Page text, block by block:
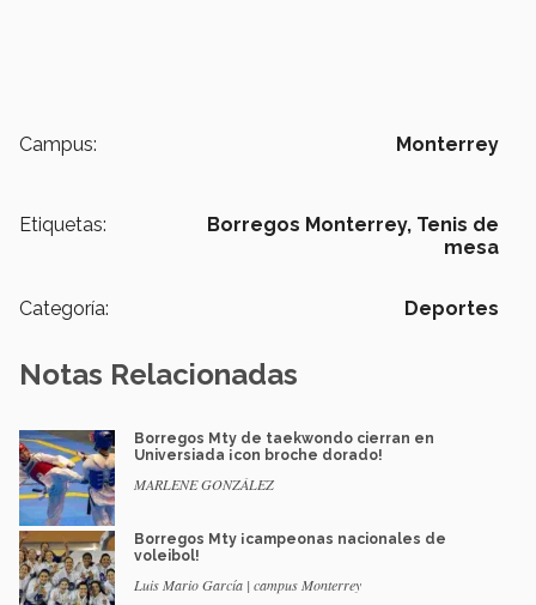
Campus: Monterrey
Etiquetas: Borregos Monterrey, Tenis de
mesa
Categoría: Deportes
Notas Relacionadas
Borregos Mty de taekwondo cierran en
Universiada ¡con broche dorado!
MARLENE GONZÁLEZ
Borregos Mty ¡campeonas nacionales de
voleibol!
Luis Mario García | campus Monterrey